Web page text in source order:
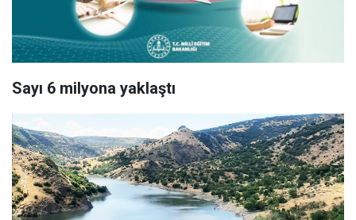
Sayı 6 milyona yaklaştı